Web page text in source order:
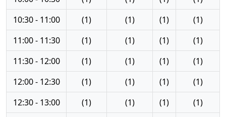
10:30 - 11:00
(1) (1) (1)
(1)
11:00 - 11:30
(1) (1) (1)
(1)
11:30 - 12:00
(1) (1) (1)
(1)
12:00 - 12:30
(1) (1) (1)
(1)
12:30 - 13:00
(1) (1) (1)
(1)